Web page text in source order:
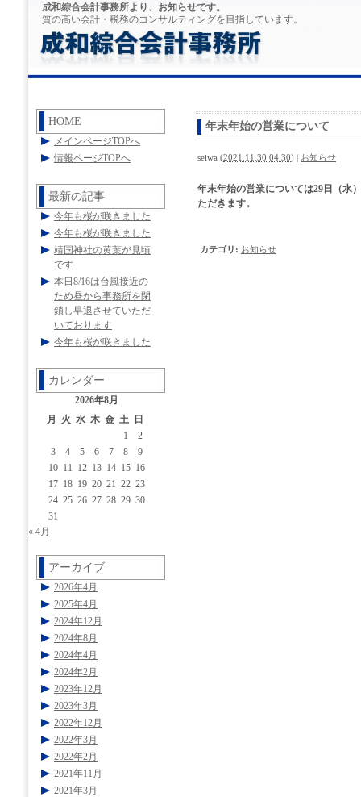
成和綜合会計事務所より、お知らせです。
質の高い会計・税務のコンサルティングを目指しています。
年末年始の営業について
seiwa (2021.11.30 04:30) | お知らせ
年末年始の営業については29日（水
ただきます。
カテゴリ : お知らせ
HOME
メインページTOPへ
情報ページTOPへ
最新の記事
今年も桜が咲きました
今年も桜が咲きました
靖国神社の黄葉が見頃
です
本日8/16は台風接近の
ため昼から事務所を閉
鎖し早退させていただ
いております
今年も桜が咲きました
カレンダー
2026年8月
月
火 水 木 金 土
日
1
2
3
4 5 6 7 8
9
10 11 12 13 14 15 16
17 18 19 20 21 22 23
24 25 26 27 28 29 30
31
« 4月
アーカイブ
2026年4月
2025年4月
2024年12月
2024年8月
2024年4月
2024年2月
2023年12月
2023年3月
2022年12月
2022年3月
2022年2月
2021年11月
2021年3月